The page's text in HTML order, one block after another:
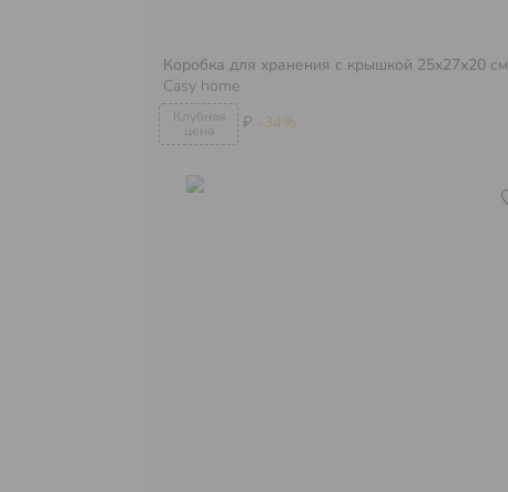
₽ -34%
Коробка для хранения с крышкой 25х27х20 см
Casy home